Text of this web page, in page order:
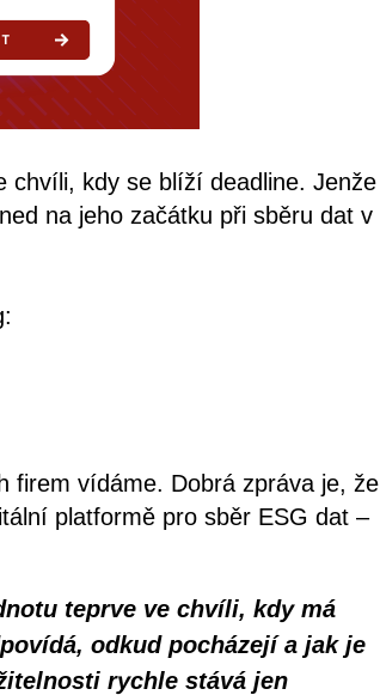
chvíli, kdy se blíží deadline. Jenže
na jeho začátku při sběru dat v
firem vídáme. Dobrá zpráva je, že
platformě pro sběr ESG dat –
teprve ve chvíli, kdy má
odkud pocházejí a jak je
rychle stává jen